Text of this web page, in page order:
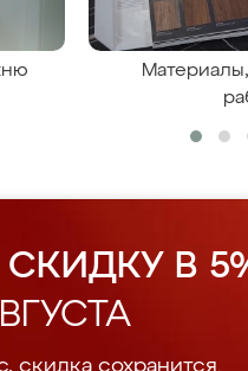
В
скидка сохранится.